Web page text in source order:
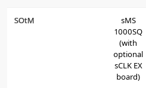
SOtM
sMS
1000SQ
(with
optional
sCLK EX
board)